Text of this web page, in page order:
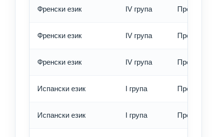
Френски език IV група Превод -
Френски език IV група Превод -
Френски език IV група Превод -
Испански език I група Превод -
Испански език I група Превод -